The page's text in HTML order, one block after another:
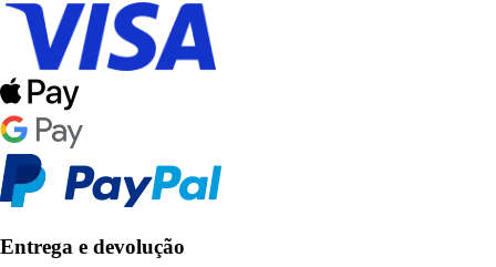
Entrega e devolução